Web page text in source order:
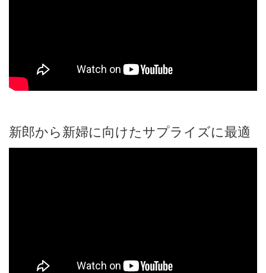
新郎から新婦に向けたサプライズに最適